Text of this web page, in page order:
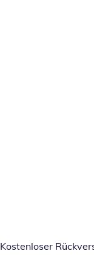
Kostenloser